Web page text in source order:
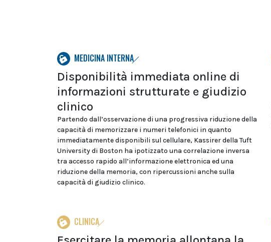
MEDICINA INTERNA
Disponibilità immediata online di
informazioni strutturate e giudizio
clinico
Partendo dall’osservazione di una progressiva riduzione della
capacità di memorizzare i numeri telefonici in quanto
immediatamente disponibili sul cellulare, Kassirer della Tuft
University di Boston ha ipotizzato una correlazione inversa
tra accesso rapido all’informazione elettronica ed una
riduzione della memoria, con ripercussioni anche sulla
capacità di giudizio clinico.
CLINICA